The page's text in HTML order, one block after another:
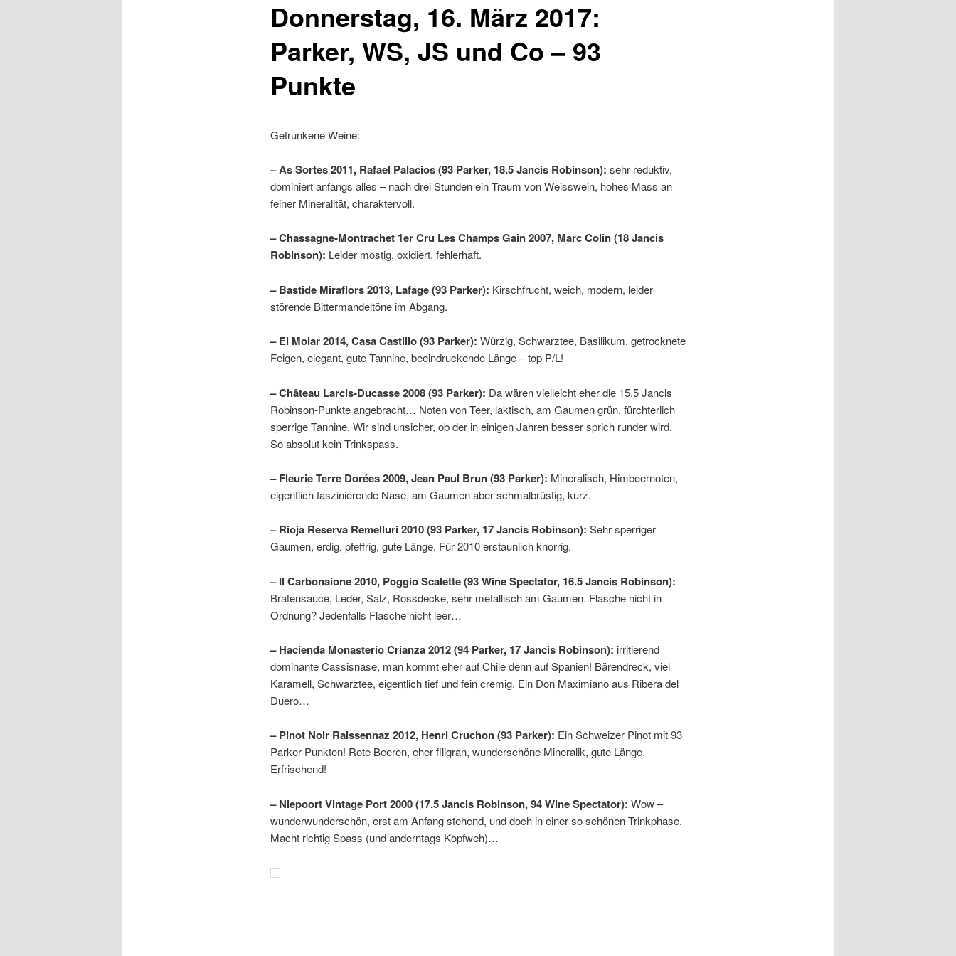
Donnerstag, 16. März 2017:
Parker, WS, JS und Co – 93
Punkte
Getrunkene Weine:
– As Sortes 2011, Rafael Palacios (93 Parker, 18.5 Jancis Robinson): sehr reduktiv,
dominiert anfangs alles – nach drei Stunden ein Traum von Weisswein, hohes Mass an
feiner Mineralität, charaktervoll.
– Chassagne-Montrachet 1er Cru Les Champs Gain 2007, Marc Colin (18 Jancis
Robinson): Leider mostig, oxidiert, fehlerhaft.
– Bastide Miraflors 2013, Lafage (93 Parker): Kirschfrucht, weich, modern, leider
störende Bittermandeltöne im Abgang.
– El Molar 2014, Casa Castillo (93 Parker): Würzig, Schwarztee, Basilikum, getrocknete
Feigen, elegant, gute Tannine, beeindruckende Länge – top P/L!
– Château Larcis-Ducasse 2008 (93 Parker): Da wären vielleicht eher die 15.5 Jancis
Robinson-Punkte angebracht… Noten von Teer, laktisch, am Gaumen grün, fürchterlich
sperrige Tannine. Wir sind unsicher, ob der in einigen Jahren besser sprich runder wird.
So absolut kein Trinkspass.
– Fleurie Terre Dorées 2009, Jean Paul Brun (93 Parker): Mineralisch, Himbeernoten,
eigentlich faszinierende Nase, am Gaumen aber schmalbrüstig, kurz.
– Rioja Reserva Remelluri 2010 (93 Parker, 17 Jancis Robinson): Sehr sperriger
Gaumen, erdig, pfeffrig, gute Länge. Für 2010 erstaunlich knorrig.
– Il Carbonaione 2010, Poggio Scalette (93 Wine Spectator, 16.5 Jancis Robinson):
Bratensauce, Leder, Salz, Rossdecke, sehr metallisch am Gaumen. Flasche nicht in
Ordnung? Jedenfalls Flasche nicht leer…
– Hacienda Monasterio Crianza 2012 (94 Parker, 17 Jancis Robinson): irritierend
dominante Cassisnase, man kommt eher auf Chile denn auf Spanien! Bärendreck, viel
Karamell, Schwarztee, eigentlich tief und fein cremig. Ein Don Maximiano aus Ribera del
Duero…
– Pinot Noir Raissennaz 2012, Henri Cruchon (93 Parker): Ein Schweizer Pinot mit 93
Parker-Punkten! Rote Beeren, eher filigran, wunderschöne Mineralik, gute Länge.
Erfrischend!
– Niepoort Vintage Port 2000 (17.5 Jancis Robinson, 94 Wine Spectator): Wow –
wunderwunderschön, erst am Anfang stehend, und doch in einer so schönen Trinkphase.
Macht richtig Spass (und anderntags Kopfweh)…